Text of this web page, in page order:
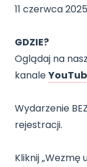
11 czerwca
GDZIE?
Oglądaj na
kanale
Wydarzenie
rejestracji.
Kliknij „Wezmę